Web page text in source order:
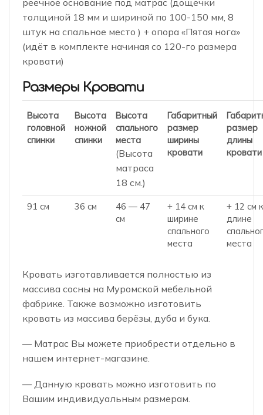
реечное основание под матрас (дощечки
толщиной 18 мм и шириной по 100-150 мм, 8
штук на спальное место ) + опора «Пятая нога»
(идёт в комплекте начиная со 120-го размера
кровати)
Размеры Кровати
Высота
головной
спинки
Высота
ножной
спинки
Высота
спального
места
(Высота
матраса
18 см.)
Габаритный
размер
ширины
кровати
размер
длины
кровати
91 см 36 см
46 — 47
см
+ 14 см к
ширине
спального
места
+ 12 см
длине
места
Кровать изготавливается полностью из
массива сосны на Муромской мебельной
фабрике. Также возможно изготовить
кровать из массива берёзы, дуба и бука.
— Матрас Вы можете приобрести отдельно в
нашем интернет-магазине.
— Данную кровать можно изготовить по
Вашим индивидуальным размерам.